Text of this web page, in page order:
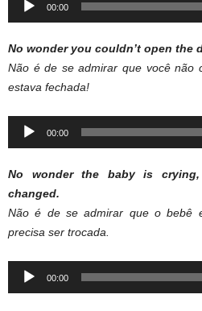
00:00
No wonder you couldn’t open the
Não é de se admirar que você não
estava fechada!
Audio
00:00
No wonder the baby is
changed.
Não é de se admirar que o bebê
precisa ser trocada.
Audio
00:00